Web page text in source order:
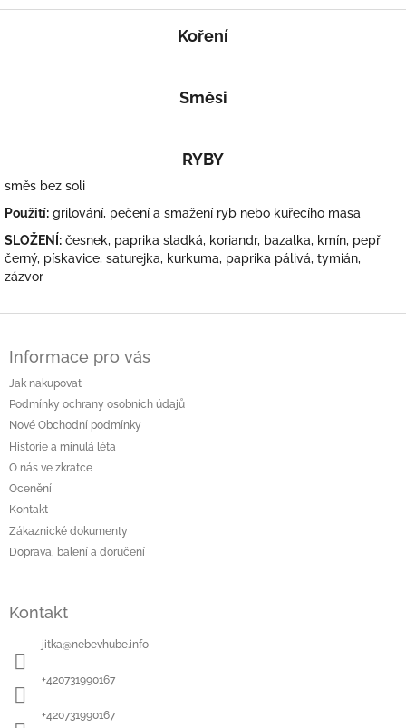
Koření
Směsi
RYBY
směs bez soli
Použití: grilování, pečení a smažení ryb nebo kuřecího masa
SLOŽENÍ: česnek, paprika sladká, koriandr, bazalka, kmín, pepř
černý, pískavice, saturejka, kurkuma, paprika pálivá, tymián,
zázvor
Informace pro vás
Jak nakupovat
Podmínky ochrany osobních údajů
Nové Obchodní podmínky
Historie a minulá léta
O nás ve zkratce
Ocenění
Kontakt
Zákaznické dokumenty
Doprava, balení a doručení
Kontakt
jitka@nebevhube.info
+420731990167
+420731990167